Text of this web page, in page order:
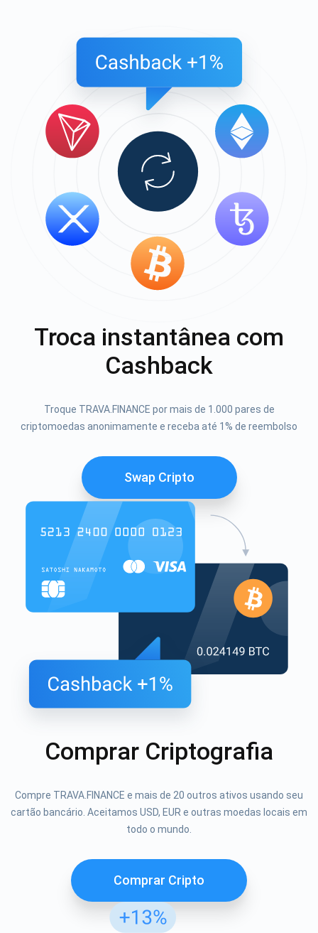
Troca instantânea com
Cashback
Troque TRAVA.FINANCE por mais de 1.000 pares de
criptomoedas anonimamente e receba até 1% de reembolso
Swap Cripto
Comprar Criptografia
Compre TRAVA.FINANCE e mais de 20 outros ativos usando seu
cartão bancário. Aceitamos USD, EUR e outras moedas locais em
todo o mundo.
Comprar Cripto